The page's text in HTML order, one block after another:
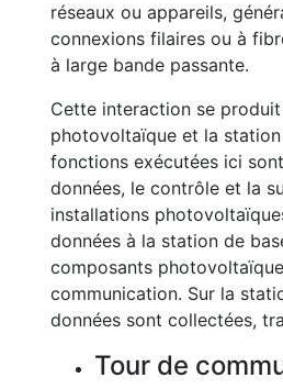
réseaux ou appareils,
connexions filaires ou à
à large bande passante.
Cette interaction se
photovoltaïque et la station
fonctions exécutées ici
données, le contrôle et la
installations
données à la station de
composants
communication. Sur la
données sont collectées,
Tour de